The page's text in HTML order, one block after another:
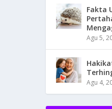
Fakta
Agu 5,
Agu 4,